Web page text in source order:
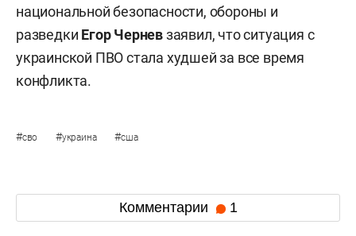
национальной безопасности, обороны и
разведки Егор Черневзаявил, что ситуация с
украинской ПВО стала худшей за все время
конфликта.
#сво #украина #сша
Комментарии 1